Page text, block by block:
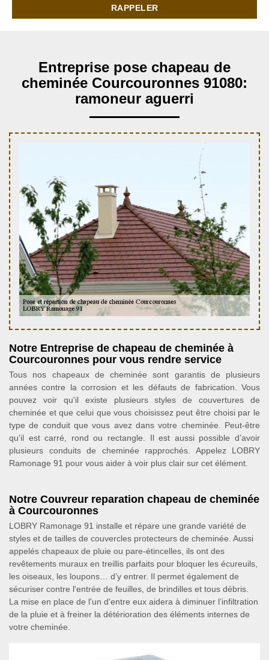
Entreprise pose chapeau de
cheminée Courcouronnes 91080:
ramoneur aguerri
Notre Entreprise de chapeau de cheminée à
Courcouronnes pour vous rendre service
Tous nos chapeaux de cheminée sont garantis de plusieurs
années contre la corrosion et les défauts de fabrication. Vous
pouvez voir qu'il existe plusieurs styles de couvertures de
cheminée et que celui que vous choisissez peut être choisi par le
type de conduit que vous avez dans votre cheminée. Peut-être
qu’il est carré, rond ou rectangle. Il est aussi possible d’avoir
plusieurs conduits de cheminée rapprochés. Appelez LOBRY
Ramonage 91 pour vous aider à voir plus clair sur cet élément.
Notre Couvreur reparation chapeau de cheminée
à Courcouronnes
LOBRY Ramonage 91 installe et répare une grande variété de
styles et de tailles de couvercles protecteurs de cheminée. Aussi
appelés chapeaux de pluie ou pare-étincelles, ils ont des
revêtements muraux en treillis parfaits pour bloquer les écureuils,
les oiseaux, les loupons… d’y entrer. Il permet également de
sécuriser contre l'entrée de feuilles, de brindilles et tous débris.
La mise en place de l'un d'entre eux aidera à diminuer l’infiltration
de la pluie et à freiner la détérioration des éléments internes de
votre cheminée.